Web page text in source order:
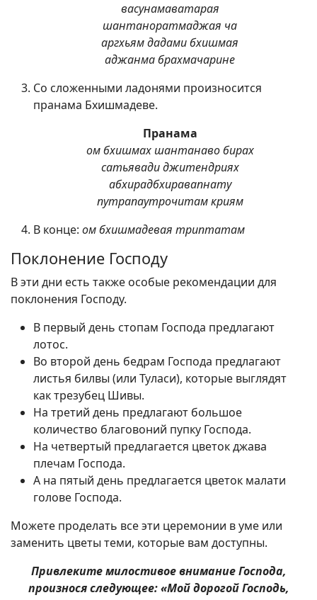
васунамаватарая
шантаноратмаджая ча
аргхьям дадами бхишмая
аджанма брахмачарине
Со сложенными ладонями произносится
пранама Бхишмадеве.
Пранама
ом бхишмах шантанаво бирах
сатьявади джитендриях
абхирадбхиравапнату
путрапаутрочитам криям
В конце: ом бхишмадевая триптатам
Поклонение Господу
В эти дни есть также особые рекомендации для
поклонения Господу.
В первый день стопам Господа предлагают
лотос.
Во второй день бедрам Господа предлагают
листья билвы (или Туласи), которые выглядят
как трезубец Шивы.
На третий день предлагают большое
количество благовоний пупку Господа.
На четвертый предлагается цветок джава
плечам Господа.
А на пятый день предлагается цветок малати
голове Господа.
Можете проделать все эти церемонии в уме или
заменить цветы теми, которые вам доступны.
Привлеките милостивое внимание Господа,
произнося следующее: «Мой дорогой Господь,